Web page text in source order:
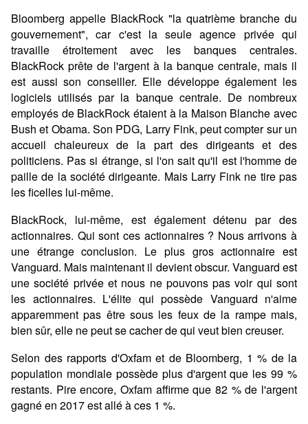
Bloomberg appelle BlackRock "la quatrième branche du
gouvernement", car c'est la seule agence privée qui
travaille étroitement avec les banques centrales.
BlackRock prête de l'argent à la banque centrale, mais il
est aussi son conseiller. Elle développe également les
logiciels utilisés par la banque centrale. De nombreux
employés de BlackRock étaient à la Maison Blanche avec
Bush et Obama. Son PDG, Larry Fink, peut compter sur un
accueil chaleureux de la part des dirigeants et des
politiciens. Pas si étrange, si l'on sait qu'il est l'homme de
paille de la société dirigeante. Mais Larry Fink ne tire pas
les ficelles lui-même.
BlackRock, lui-même, est également détenu par des
actionnaires. Qui sont ces actionnaires ? Nous arrivons à
une étrange conclusion. Le plus gros actionnaire est
Vanguard. Mais maintenant il devient obscur. Vanguard est
une société privée et nous ne pouvons pas voir qui sont
les actionnaires. L'élite qui possède Vanguard n'aime
apparemment pas être sous les feux de la rampe mais,
bien sûr, elle ne peut se cacher de qui veut bien creuser.
Selon des rapports d'Oxfam et de Bloomberg, 1 % de la
population mondiale possède plus d'argent que les 99 %
restants. Pire encore, Oxfam affirme que 82 % de l'argent
gagné en 2017 est allé à ces 1 %.